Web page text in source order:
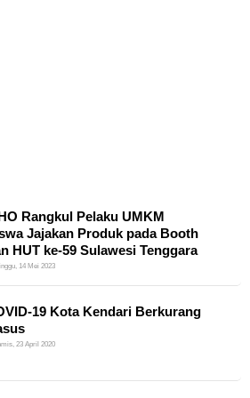
Rangkul Pelaku UMKM
Jajakan Produk pada Booth
HUT ke-59 Sulawesi Tenggara
14 Mei 2023
19 Kota Kendari Berkurang
23 April 2020